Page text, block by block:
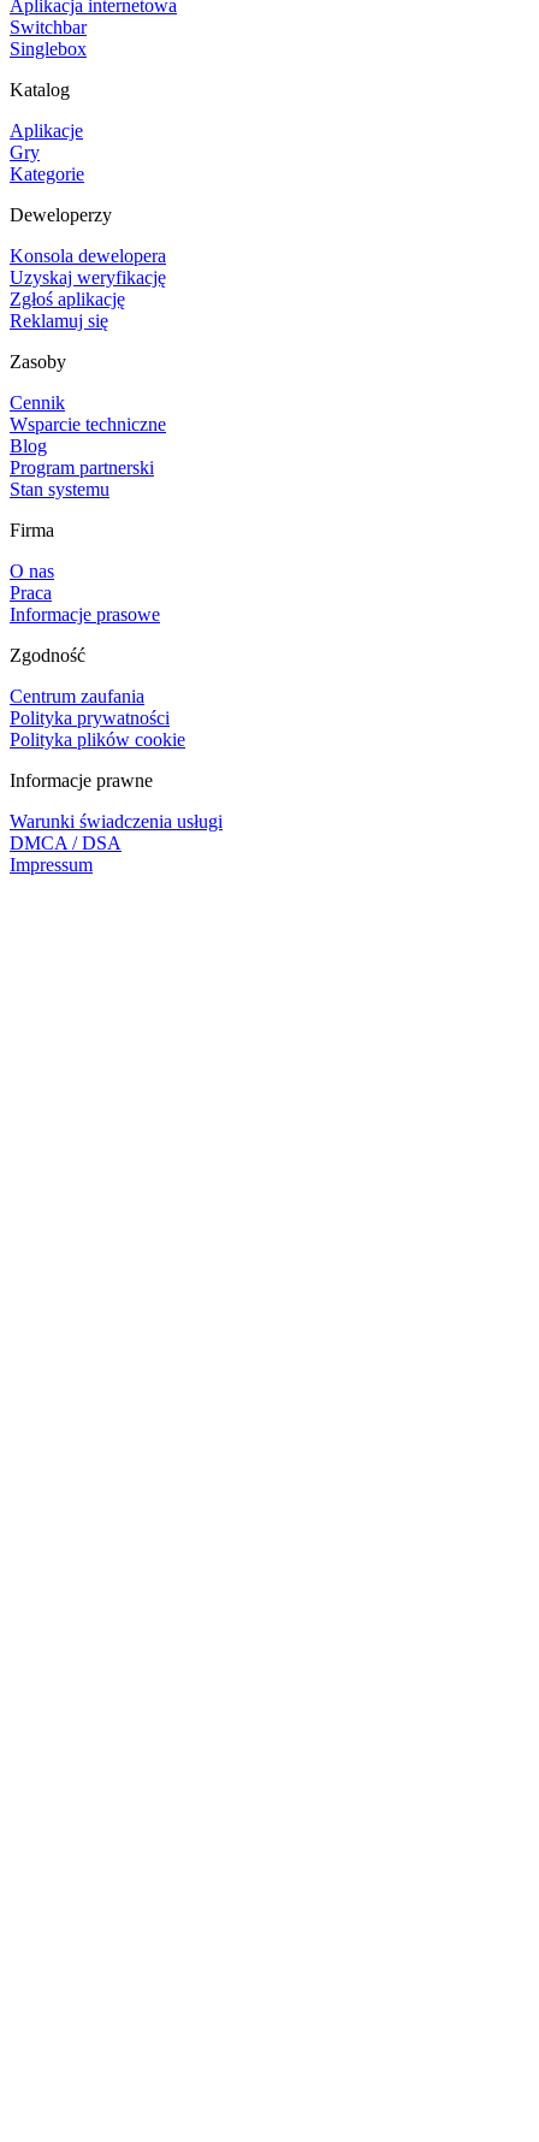
Aplikacja internetowa
Switchbar
Singlebox
Katalog
Aplikacje
Gry
Kategorie
Deweloperzy
Konsola dewelopera
Uzyskaj weryfikację
Zgłoś aplikację
Reklamuj się
Zasoby
Cennik
Wsparcie techniczne
Blog
Program partnerski
Stan systemu
Firma
O nas
Praca
Informacje prasowe
Zgodność
Centrum zaufania
Polityka prywatności
Polityka plików cookie
Informacje prawne
Warunki świadczenia usługi
DMCA / DSA
Impressum